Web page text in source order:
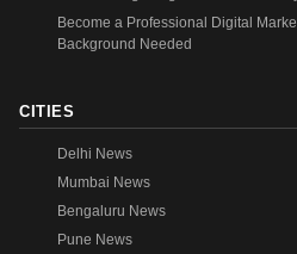
Become a Professional Digital
Background Needed
CITIES
Delhi News
Mumbai News
Bengaluru News
Pune News